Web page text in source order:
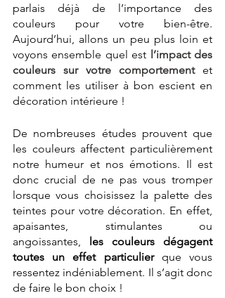
parlais déjà de l’importance des
couleurs pour votre bien-être.
Aujourd’hui, allons un peu plus loin et
voyons ensemble quel est l’impact des
couleurs sur votre comportement et
comment les utiliser à bon escient en
décoration intérieure !
De nombreuses études prouvent que
les couleurs affectent particulièrement
notre humeur et nos émotions. Il est
donc crucial de ne pas vous tromper
lorsque vous choisissez la palette des
teintes pour votre décoration. En effet,
apaisantes, stimulantes ou
angoissantes, les couleurs dégagent
toutes un effet particulier que vous
ressentez indéniablement. Il s’agit donc
de faire le bon choix !